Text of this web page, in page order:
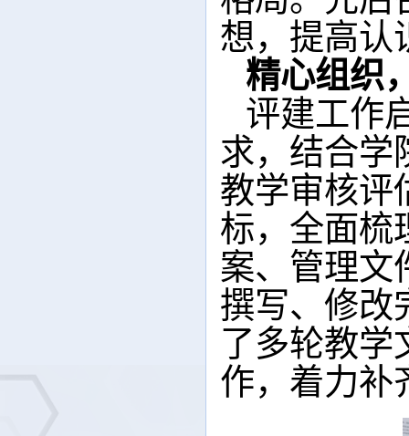
想，提高认
精心组织
评建工作
求，结合学
教学审核评
标，全面梳
案、管理文
撰写、 修改
了多轮教学
作，着力补